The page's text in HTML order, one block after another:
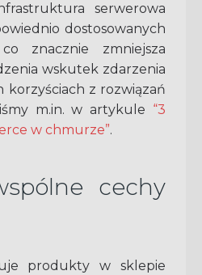
serwerowa
dostosowanych
co znacznie zmniejsza
wskutek zdarzenia
korzyściach z rozwiązań
m.in. w artykule “3
w chmurze”.
cechy
produkty w sklepie